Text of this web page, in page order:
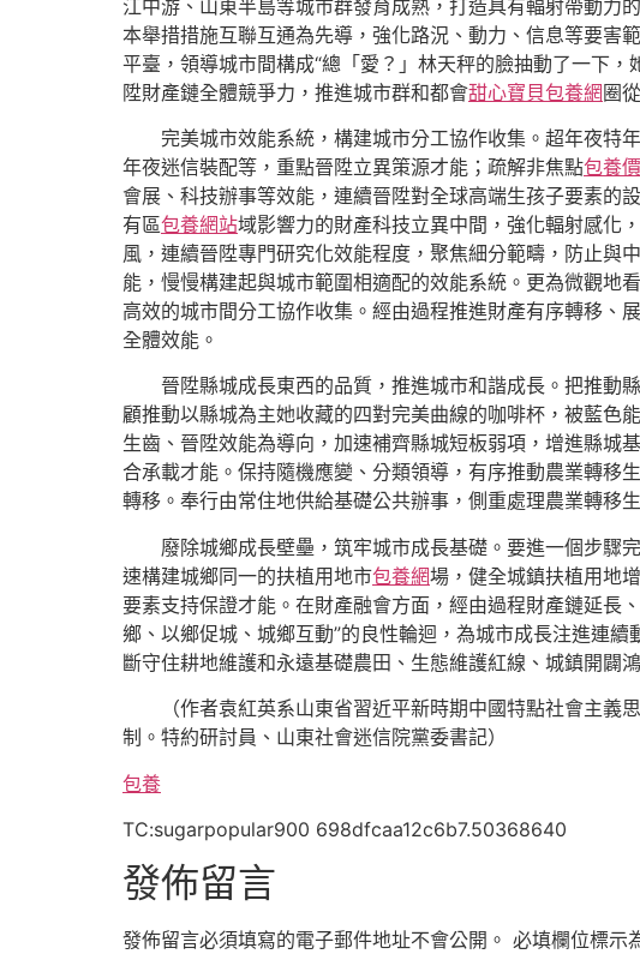
江中游、山東半島等城市群發育成熟，打造具有輻射帶動力
本舉措措施互聯互通為先導，強化路況、動力、信息等要害
平臺，領導城市間構成“總「愛？」林天秤的臉抽動了一下
陞財產鏈全體競爭力，推進城市群和都會甜心寶貝包養網圈
完美城市效能系統，構建城市分工協作收集。超年夜特
年夜迷信裝配等，重點晉陞立異策源才能；疏解非焦點包養
會展、科技辦事等效能，連續晉陞對全球高端生孩子要素的
有區包養網站域影響力的財產科技立異中間，強化輻射感化
風，連續晉陞專門研究化效能程度，聚焦細分範疇，防止與
能，慢慢構建起與城市範圍相適配的效能系統。更為微觀地看
高效的城市間分工協作收集。經由過程推進財產有序轉移、
全體效能。
晉陞縣城成長東西的品質，推進城市和諧成長。把推動
顧推動以縣城為主她收藏的四對完美曲線的咖啡杯，被藍色
生齒、晉陞效能為導向，加速補齊縣城短板弱項，增進縣城
合承載才能。保持隨機應變、分類領導，有序推動農業轉移
轉移。奉行由常住地供給基礎公共辦事，側重處理農業轉移
廢除城鄉成長壁壘，筑牢城市成長基礎。要進一個步驟
速構建城鄉同一的扶植用地市包養網場，健全城鎮扶植用地
要素支持保證才能。在財產融會方面，經由過程財產鏈延長
鄉、以鄉促城、城鄉互動”的良性輪迴，為城市成長注進連
斷守住耕地維護和永遠基礎農田、生態維護紅線、城鎮開闢
（作者袁紅英系山東省習近平新時期中國特點社會主義
制。特約研討員、山東社會迷信院黨委書記）
包養
TC:sugarpopular900 698dfcaa12c6b7.50368640
發佈留言
發佈留言必須填寫的電子郵件地址不會公開。 必填欄位標示